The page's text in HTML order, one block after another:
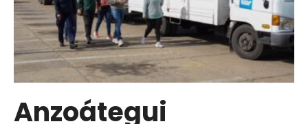
en
Anzoátegui
Anzoátegui